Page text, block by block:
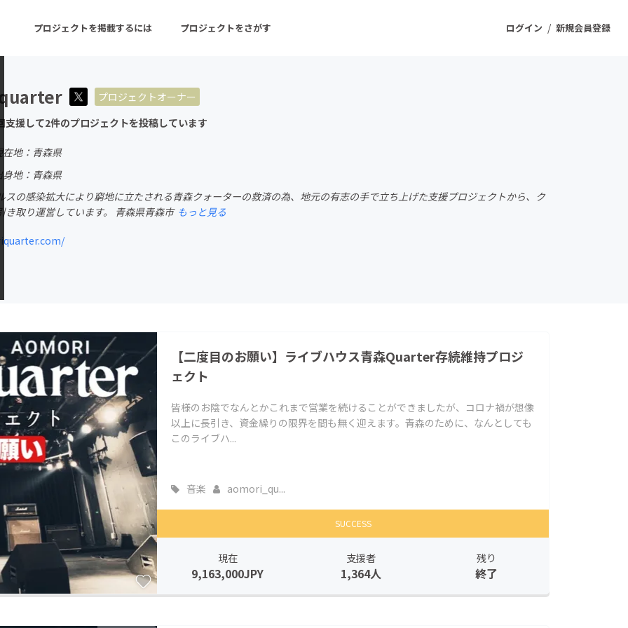
ログイン / 新規会員登録
プロジェクトを掲載するには プロジェクトをさがす
ーン 注目の新着プロジェクト
音楽
ゲーム・サービス開発
フード・飲食店
ファッション
CAMPFIRE for Social Good
CAMPFIREふるさと納税
machi-ya コミュニティ
プロジェクトオーナー
支援して2件のプロジェクトを投稿しています
在地：青森県
身地：青森県
スの感染拡大により窮地に立たされる青森クォーターの救済の為、地元の有志の手で立ち上げた支援プロジェクトから、ク
き取り運営しています。 青森県青森市 もっと見る
【二度目のお願い】ライブハウス青森Quarter存続維持プロジ
ェクト
皆様のお陰でなんとかこれまで営業を続けることができましたが、コロナ禍が想像
以上に長引き、資金繰りの限界を間も無く迎えます。青森のために、なんとしても
このライブハ...
音楽 aomori_qu...
SUCCESS
現在
9,163,000JPY
支援者
1,364人
残り
終了